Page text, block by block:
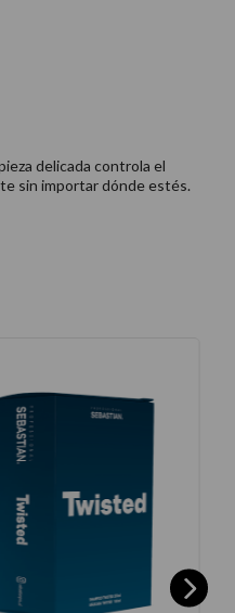
delicada controla el
sin importar dónde estés.